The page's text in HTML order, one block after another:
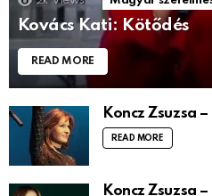
Kovács Kati: Kötődés
READ MORE
Koncz Zsuzsa
READ MORE
Koncz Zsuzsa